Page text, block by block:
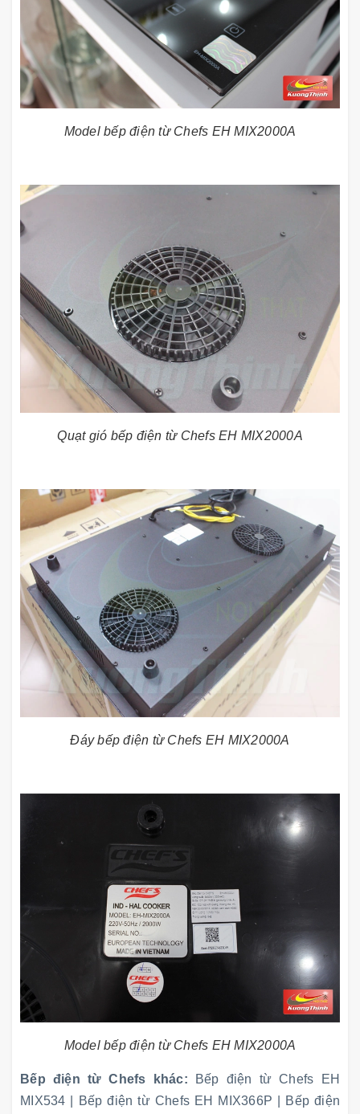
Model bếp điện từ Chefs EH MIX2000A
Quạt gió bếp điện từ Chefs EH MIX2000A
Đáy bếp điện từ Chefs EH MIX2000A
Model bếp điện từ Chefs EH MIX2000A
Bếp điện từ Chefs khác:
Bếp điện từ Chefs EH
MIX534
Bếp điện từ Chefs EH MIX366P
Bếp điện